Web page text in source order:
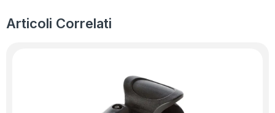
Articoli Correlati